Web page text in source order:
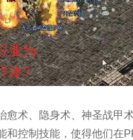
愈术、隐身术、神圣战甲
和控制技能，使得他们在